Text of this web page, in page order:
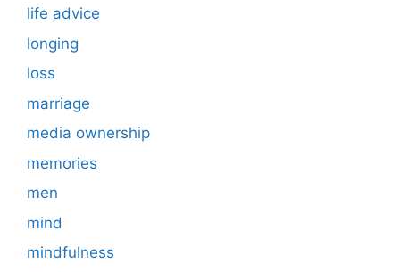
life advice
longing
loss
marriage
media ownership
memories
men
mind
mindfulness